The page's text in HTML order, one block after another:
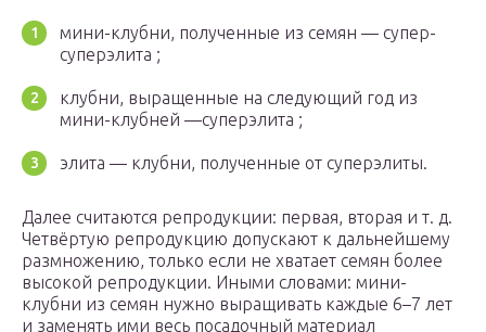
мини-клубни, полученные из семян — супер-
суперэлита ;
клубни, выращенные на следующий год из
мини-клубней —суперэлита ;
элита — клубни, полученные от суперэлиты.
Далее считаются репродукции: первая, вторая и т. д.
Четвёртую репродукцию допускают к дальнейшему
размножению, только если не хватает семян более
высокой репродукции. Иными словами: мини-
клубни из семян нужно выращивать каждые 6–7 лет
и заменять ими весь посадочный материал